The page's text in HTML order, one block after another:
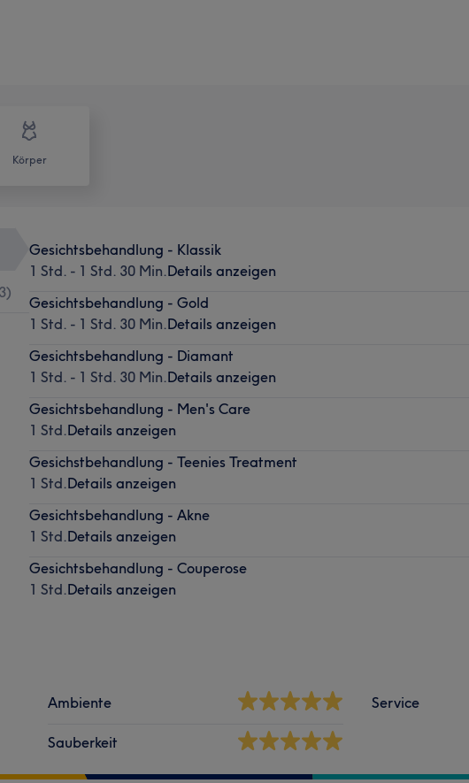
Körper
3)
Gesichtsbehandlung - Klassik
1 Std. - 1 Std. 30 Min.Details anzeigen
Gesichtsbehandlung - Gold
1 Std. - 1 Std. 30 Min.Details anzeigen
Gesichtsbehandlung - Diamant
1 Std. - 1 Std. 30 Min.Details anzeigen
Gesichtsbehandlung - Men's Care
1 Std.Details anzeigen
Gesichstbehandlung - Teenies Treatment
1 Std.Details anzeigen
Gesichtsbehandlung - Akne
1 Std.Details anzeigen
Gesichtsbehandlung - Couperose
1 Std.Details anzeigen
Ambiente
Sauberkeit
Service